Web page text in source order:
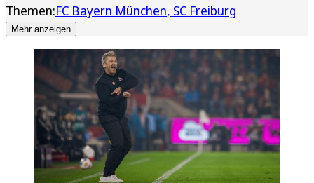
Themen:FC Bayern München SC Freiburg
Mehr anzeigen